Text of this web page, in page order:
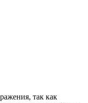
так как